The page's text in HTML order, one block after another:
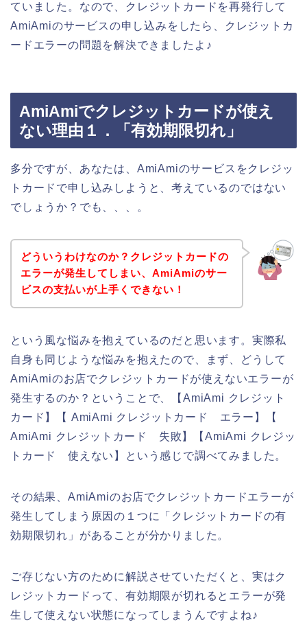
ていました。なので、クレジットカードを再発行して
AmiAmiのサービスの申し込みをしたら、クレジットカ
ードエラーの問題を解決できましたよ♪
AmiAmiでクレジットカードが使え
ない理由１．「有効期限切れ」
多分ですが、あなたは、AmiAmiのサービスをクレジッ
トカードで申し込みしようと、考えているのではない
でしょうか？でも、、、。
どういうわけなのか？クレジットカードの
エラーが発生してしまい、AmiAmiのサー
ビスの支払いが上手くできない！
という風な悩みを抱えているのだと思います。実際私
自身も同じような悩みを抱えたので、まず、どうして
AmiAmiのお店でクレジットカードが使えないエラーが
発生するのか？ということで、【AmiAmi クレジット
カード】【 AmiAmi クレジットカード エラー】【
AmiAmi クレジットカード 失敗】【AmiAmi クレジッ
トカード 使えない】という感じで調べてみました。
その結果、AmiAmiのお店でクレジットカードエラーが
発生してしまう原因の１つに「クレジットカードの有
効期限切れ」があることが分かりました。
ご存じない方のために解説させていただくと、実はク
レジットカードって、有効期限が切れるとエラーが発
生して使えない状態になってしまうんですよね♪